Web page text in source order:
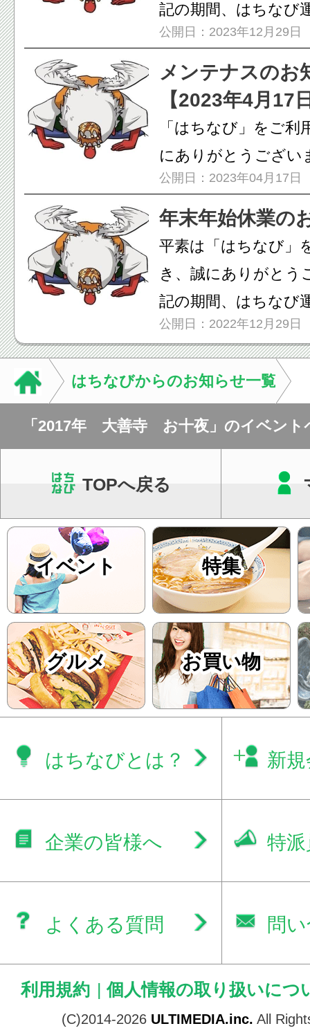
記の期間、はちなび
末年始...
公開日：2023年12月29日
メンテナスのお
【2023年4月17
「はちなび」をご利
にありがとうござい
間、システムメンテ
「はちな...
公開日：2023年04月17日
年末年始休業の
平素は「はちなび」
き、誠にありがとう
記の期間、はちなび
末年始...
公開日：2022年12月29日
はちなびからのお知らせ一覧
「2017年 大善寺 お十夜」のイベント
した。
TOPへ戻る
イベント 特集
グルメ お買い物
はちなびとは？ 新
企業の皆様へ 特
よくある質問 問
利用規約 | 個人情報の取り扱いにつ
(C)2014-2026 ULTIMEDIA.inc. All